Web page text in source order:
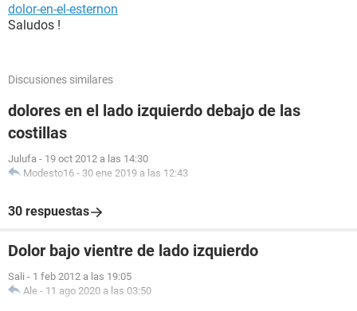
dolor-en-el-esternon
Saludos !
Discusiones similares
dolores en el lado izquierdo debajo de las
costillas
Julufa - 19 oct 2012 a las 14:30
Modesto16 - 30 ene 2019 a las 12:43
30 respuestas
Dolor bajo vientre de lado izquierdo
Sali - 1 feb 2012 a las 19:05
Ale - 11 ago 2020 a las 03:50